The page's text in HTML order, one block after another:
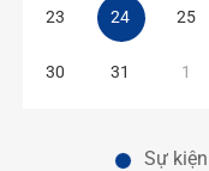
23 24 25
30 31 1
Sự kiện